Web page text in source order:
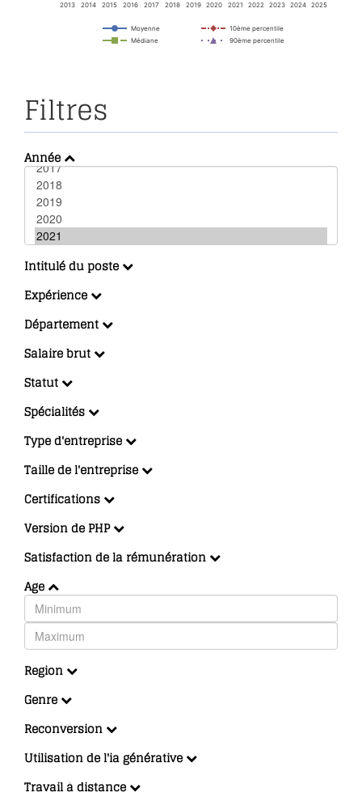
Moyenne
10ème percentile
Médiane
90ème percentile
2013 2014 2015 2016 2017 2018 2019 2020 2021 2022 2023 2024 2025
Filtres
Année
Intitulé du poste
Expérience
Département
Salaire brut
Statut
Spécialités
Type d'entreprise
Taille de l'entreprise
Certifications
Version de PHP
Satisfaction de la rémunération
Age
Region
Genre
Reconversion
Utilisation de l'ia générative
Travail à distance